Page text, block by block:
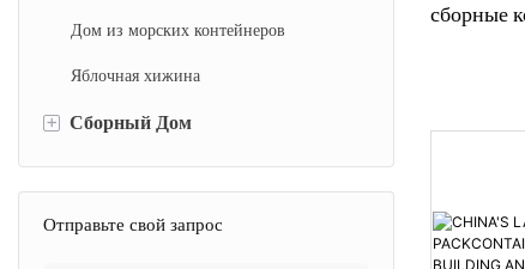
Дом из морских контейнеров
Яблочная хижина
+ Сборный Дом
Стальная вилла
Сборная бетонная вилла
Отправьте свой запрос
сборные